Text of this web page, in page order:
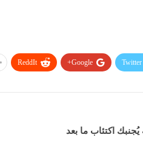
Twitter
Google+
ReddIt
اكتئاب ما بعد